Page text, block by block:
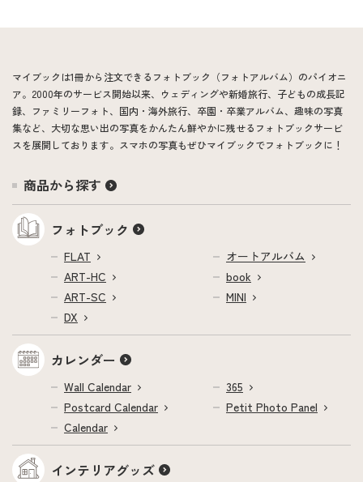
マイブックは1冊から注文できるフォトブック（フォトアルバム）のパイオニ
ア。2000年のサービス開始以来、ウェディングや新婚旅行、子どもの成長記
録、ファミリーフォト、国内・海外旅行、卒園・卒業アルバム、趣味の写真
集など、大切な思い出の写真をかんたん鮮やかに残せるフォトブックサービ
スを展開しております。スマホの写真もぜひマイブックでフォトブックに！
商品から探す
フォトブック
FLAT
ART-HC
ART-SC
DX
オートアルバム
book
MINI
カレンダー
Wall Calendar
Postcard Calendar
Calendar
365
Petit Photo Panel
インテリアグッズ